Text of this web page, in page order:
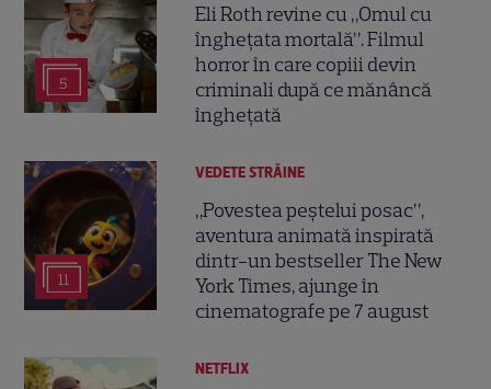
5
Eli Roth revine cu „Omul cu
înghețata mortală”. Filmul
horror în care copiii devin
criminali după ce mănâncă
înghețată
11
VEDETE STRĂINE
„Povestea peștelui posac”,
aventura animată inspirată
dintr-un bestseller The New
York Times, ajunge în
cinematografe pe 7 august
NETFLIX